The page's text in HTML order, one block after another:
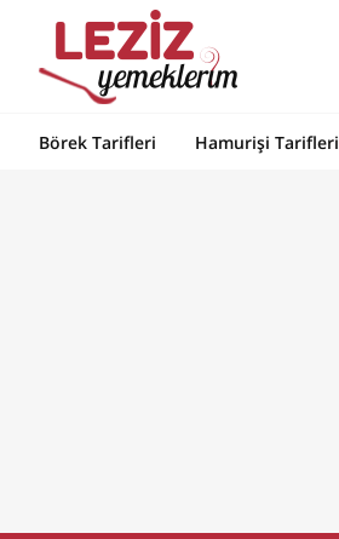
Börek Tarifleri Hamurişi Tarifleri